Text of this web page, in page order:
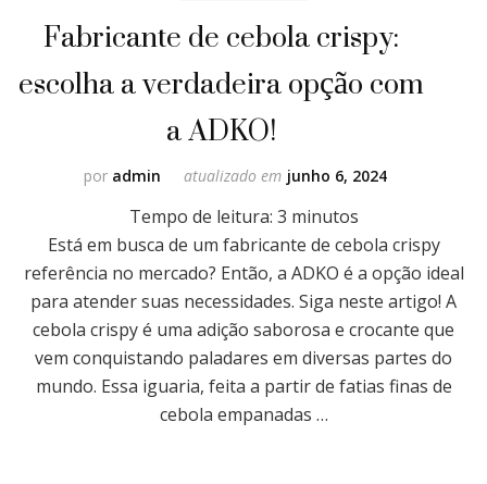
Fabricante de cebola crispy:
escolha a verdadeira opção com
a ADKO!
por admin atualizado em junho 6, 2024
Tempo de leitura: 3 minutos
Está em busca de um fabricante de cebola crispy
referência no mercado? Então, a ADKO é a opção ideal
para atender suas necessidades. Siga neste artigo! A
cebola crispy é uma adição saborosa e crocante que
vem conquistando paladares em diversas partes do
mundo. Essa iguaria, feita a partir de fatias finas de
cebola empanadas …